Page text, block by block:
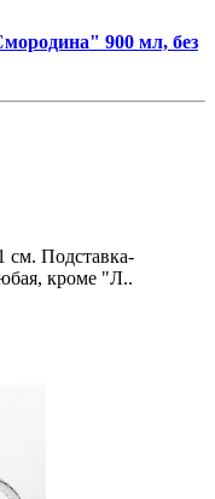
900 мл, без
см. Подставка-
кроме "Л..